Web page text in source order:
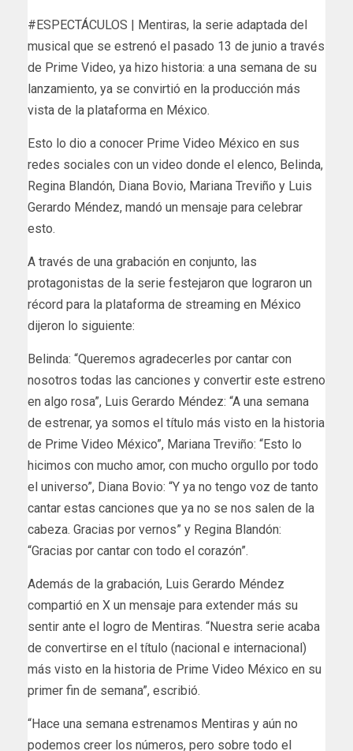
#ESPECTÁCULOS | Mentiras, la serie adaptada del
musical que se estrenó el pasado 13 de junio a través
de Prime Video, ya hizo historia: a una semana de su
lanzamiento, ya se convirtió en la producción más
vista de la plataforma en México.
Esto lo dio a conocer Prime Video México en sus
redes sociales con un video donde el elenco, Belinda,
Regina Blandón, Diana Bovio, Mariana Treviño y Luis
Gerardo Méndez, mandó un mensaje para celebrar
esto.
A través de una grabación en conjunto, las
protagonistas de la serie festejaron que lograron un
récord para la plataforma de streaming en México
dijeron lo siguiente:
Belinda: “Queremos agradecerles por cantar con
nosotros todas las canciones y convertir este estreno
en algo rosa”, Luis Gerardo Méndez: “A una semana
de estrenar, ya somos el título más visto en la historia
de Prime Video México”, Mariana Treviño: “Esto lo
hicimos con mucho amor, con mucho orgullo por todo
el universo”, Diana Bovio: “Y ya no tengo voz de tanto
cantar estas canciones que ya no se nos salen de la
cabeza. Gracias por vernos” y Regina Blandón:
“Gracias por cantar con todo el corazón”.
Además de la grabación, Luis Gerardo Méndez
compartió en X un mensaje para extender más su
sentir ante el logro de Mentiras. “Nuestra serie acaba
de convertirse en el título (nacional e internacional)
más visto en la historia de Prime Video México en su
primer fin de semana”, escribió.
“Hace una semana estrenamos Mentiras y aún no
podemos creer los números, pero sobre todo el